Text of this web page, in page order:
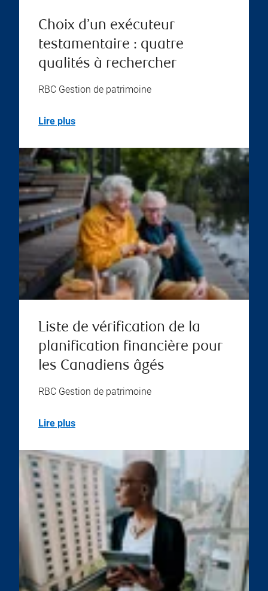
Choix d’un exécuteur
testamentaire : quatre
qualités à rechercher
RBC Gestion de patrimoine
Lire plus
Liste de vérification de la
planification financière pour
les Canadiens âgés
RBC Gestion de patrimoine
Lire plus